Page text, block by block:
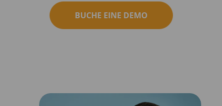
BUCHE EINE DEMO